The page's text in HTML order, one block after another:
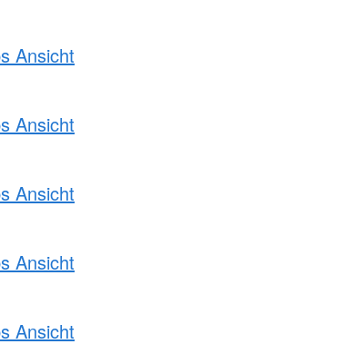
Ansicht
Ansicht
Ansicht
Ansicht
Ansicht